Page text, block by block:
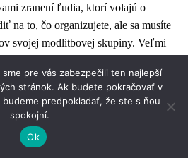
zranení ľudia, ktorí volajú o
na to, čo organizujete, ale sa musíte
svojej modlitbovej skupiny. Veľmi
komunita či akákoľvek iná
je silná v láske, nie preto, že veľa
rozvinúť do krásy, nutne musí byť
členmi.
svoje charizmy pre svoj osobný
sme pre vás zabezpečili ten najlepší
stránok. Ak budete pokračovať v
predpokladať, že ste s ňou
spokojní.
Ok